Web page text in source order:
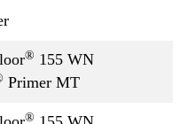
® 155 WN
Primer MT
®